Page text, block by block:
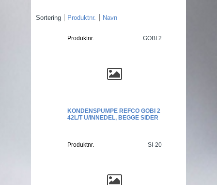
Sortering Produktnr. Navn
Produktnr. GOBI 2
KONDENSPUMPE REFCO GOBI 2
42L/T U/INNEDEL, BEGGE SIDER
Produktnr. SI-20